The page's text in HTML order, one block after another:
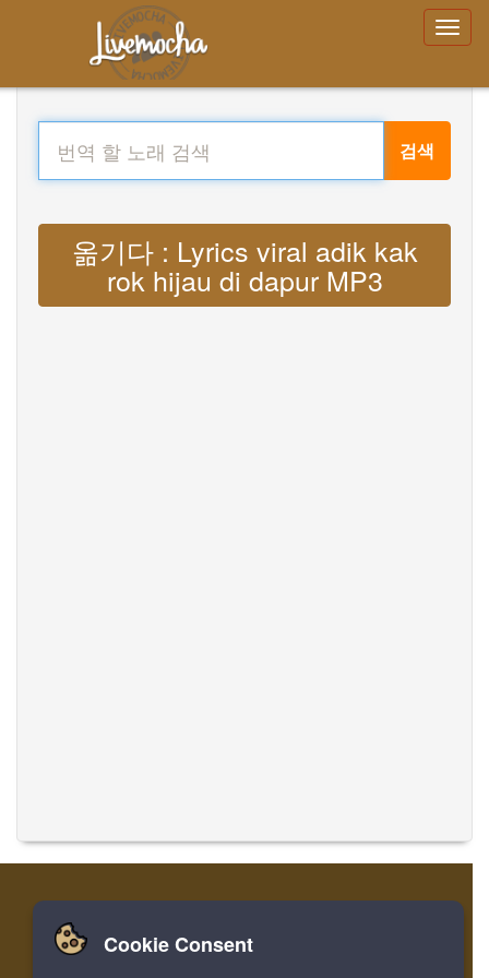
검색
옮기다 : Lyrics viral adik kak
rok hijau di dapur MP3
집 로그인 레지스터
Cookie Consent